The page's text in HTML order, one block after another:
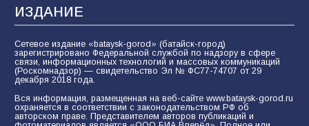
ИЗДАНИЕ
Сетевое издание «bataysk-gorod» (батайск-город)
зарегистрировано Федеральной службой по надзору в сфере
связи, информационных технологий и массовых коммуникаций
(Роскомнадзор) — свидетельство Эл № ФС77-74707 от 29
декабря 2018 года.
Вся информация, размещенная на веб-сайте www.bataysk-gorod.ru
охраняется в соответствии с законодательством РФ об
авторском праве. Представителем авторов публикаций и